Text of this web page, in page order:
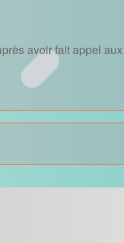
avoir fait appel